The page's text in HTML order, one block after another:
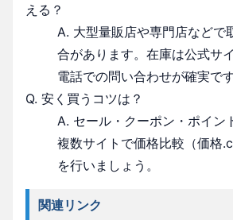
える？
A. 大型量販店や専門店などで
合があります。在庫は公式サ
電話での問い合わせが確実です
Q. 安く買うコツは？
A. セール・クーポン・ポイン
複数サイトで価格比較（価格
を行いましょう。
関連リンク